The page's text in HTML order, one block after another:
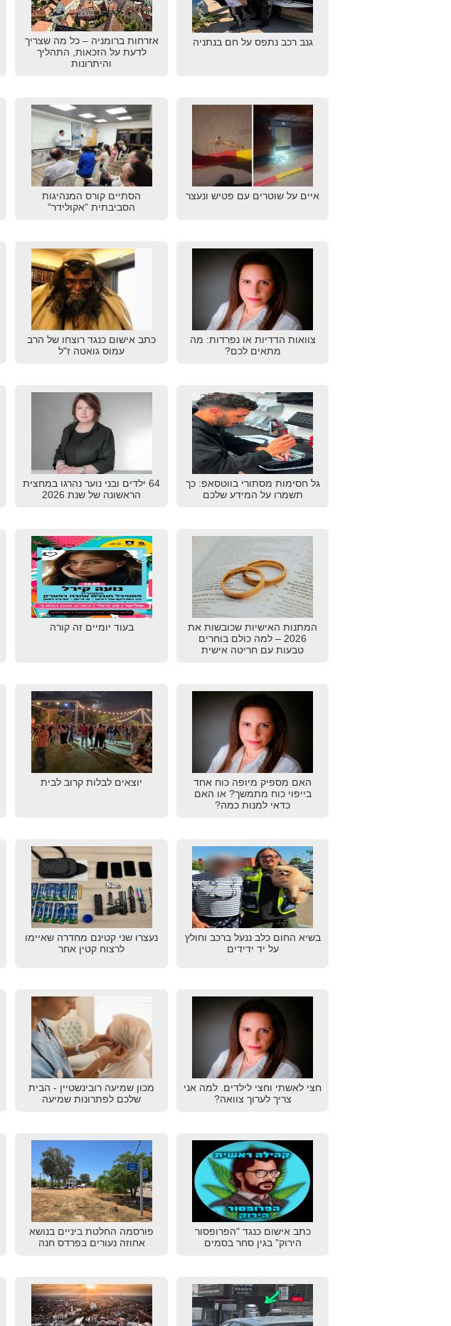
גנב רכב נתפס על חם בנתניה
אזרחות ברומניה – כל מה שצריך
לדעת על הזכאות, התהליך
והיתרונות
איים על שוטרים עם פטיש ונעצר
הסתיים קורס המנהיגות
הסביבתית "אקולידר"
צוואות הדדיות או נפרדות: מה
מתאים לכם?
כתב אישום כנגד רוצחו של הרב
עמוס גואטה ז"ל
גל חסימות מסתורי בווטסאפ: כך
תשמרו על המידע שלכם
64 ילדים ובני נוער נהרגו במחצית
הראשונה של שנת 2026
המתנות האישיות שכובשות את
2026 – למה כולם בוחרים
טבעות עם חריטה אישית
בעוד יומיים זה קורה
האם מספיק מיופה כוח אחד
בייפוי כוח מתמשך? או האם
כדאי למנות כמה?
יוצאים לבלות קרוב לבית
בשיא החום כלב ננעל ברכב וחולץ
על יד ידידים
נעצרו שני קטינם מחדרה שאיימו
לרצוח קטין אחר
חצי לאשתי וחצי לילדים. למה אני
צריך לערוך צוואה?
מכון שמיעה רובינשטיין - הבית
שלכם לפתרונות שמיעה
כתב אישום כנגד "הפרופסור
הירוק" בגין סחר בסמים
פורסמה החלטת ביניים בנושא
אחוזה נעורים בפרדס חנה